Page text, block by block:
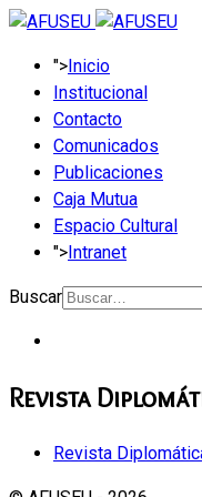
">Inicio
Institucional
Contacto
Comunicados
Publicaciones
Caja Mutua
Espacio Cultural
">Intranet
Buscar
Revista
Revista